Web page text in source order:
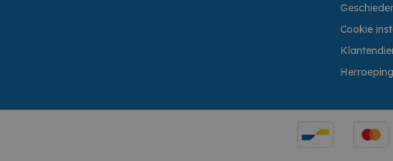
Cookie